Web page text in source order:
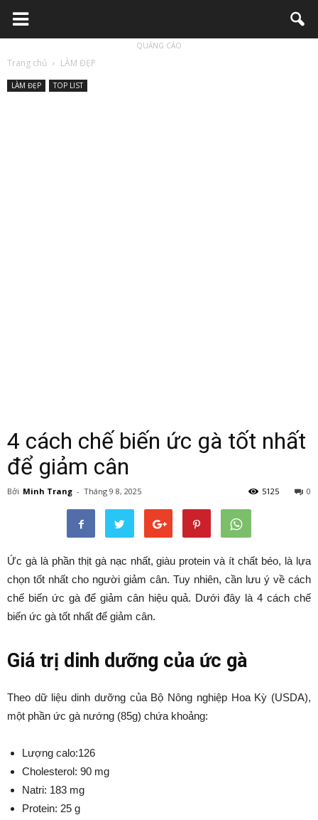
QUẢNG CÁO
Trang chủ LÀM ĐẸP
LÀM ĐẸP TOP LIST
4 cách chế biến ức gà tốt nhất
để giảm cân
Bởi Minh Trang - Tháng 9 8, 2025 0
5125
Ức gà là phần thịt gà nạc nhất, giàu protein và ít chất béo, là lựa
chọn tốt nhất cho người giảm cân. Tuy nhiên, cần lưu ý về cách
chế biến ức gà để giảm cân hiệu quả. Dưới đây là 4 cách chế
biến ức gà tốt nhất để giảm cân.
Giá trị dinh dưỡng của ức gà
Theo dữ liệu dinh dưỡng của Bộ Nông nghiệp Hoa Kỳ (USDA),
một phần ức gà nướng (85g) chứa khoảng:
Lượng calo:126
Cholesterol: 90 mg
Natri: 183 mg
Protein: 25 g